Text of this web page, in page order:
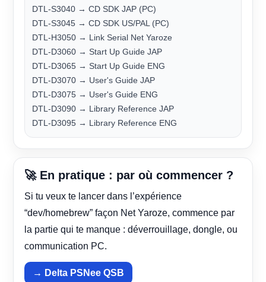
DTL-S3040 → CD SDK JAP (PC)
DTL-S3045 → CD SDK US/PAL (PC)
DTL-H3050 → Link Serial Net Yaroze
DTL-D3060 → Start Up Guide JAP
DTL-D3065 → Start Up Guide ENG
DTL-D3070 → User's Guide JAP
DTL-D3075 → User's Guide ENG
DTL-D3090 → Library Reference JAP
DTL-D3095 → Library Reference ENG
🚀 En pratique : par où commencer ?
Si tu veux te lancer dans l’expérience
“dev/homebrew” façon Net Yaroze, commence par
la partie qui te manque : déverrouillage, dongle, ou
communication PC.
→ Delta PSNee QSB